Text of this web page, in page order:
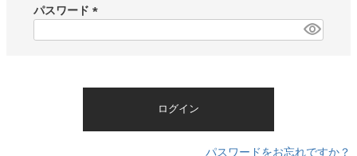
)
パスワード
ログイン
パスワードをお忘れですか？